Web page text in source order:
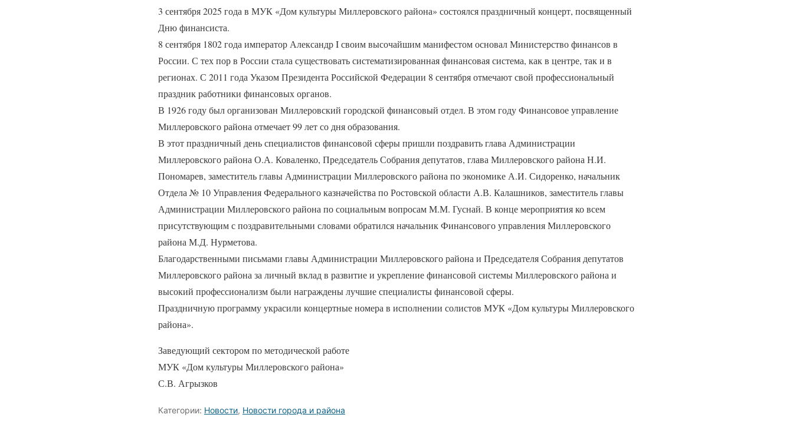
3 сентября 2025 года в МУК «Дом культуры Миллеровского района» состоялся праздничный концерт, посвященный
Дню финансиста.
8 сентября 1802 года император Александр I своим высочайшим манифестом основал Министерство финансов в
России. С тех пор в России стала существовать систематизированная финансовая система, как в центре, так и в
регионах. С 2011 года Указом Президента Российской Федерации 8 сентября отмечают свой профессиональный
праздник работники финансовых органов.
В 1926 году был организован Миллеровский городской финансовый отдел. В этом году Финансовое управление
Миллеровского района отмечает 99 лет со дня образования.
В этот праздничный день специалистов финансовой сферы пришли поздравить глава Администрации
Миллеровского района О.А. Коваленко, Председатель Собрания депутатов, глава Миллеровского района Н.И.
Пономарев, заместитель главы Администрации Миллеровского района по экономике А.И. Сидоренко, начальник
Отдела № 10 Управления Федерального казначейства по Ростовской области А.В. Калашников, заместитель главы
Администрации Миллеровского района по социальным вопросам М.М. Гуснай. В конце мероприятия ко всем
присутствующим с поздравительными словами обратился начальник Финансового управления Миллеровского
района М.Д. Нурметова.
Благодарственными письмами главы Администрации Миллеровского района и Председателя Собрания депутатов
Миллеровского района за личный вклад в развитие и укрепление финансовой системы Миллеровского района и
высокий профессионализм были награждены лучшие специалисты финансовой сферы.
Праздничную программу украсили концертные номера в исполнении солистов МУК «Дом культуры Миллеровского
района».
Заведующий сектором по методической работе
МУК «Дом культуры Миллеровского района»
С.В. Агрызков
Категории: Новости, Новости города и района